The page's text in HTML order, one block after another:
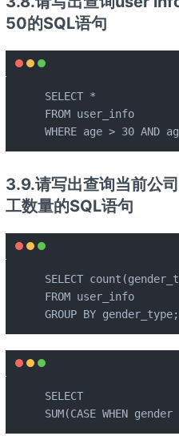
50的SQL语句
SELECT *
FROM user_info
WHERE age > 30 AND
3.9.请写出查询当前公
工数量的SQL语句
SELECT
FROM user_info
GROUP BY gender_type;
SELECT
SUM(CASE WHEN